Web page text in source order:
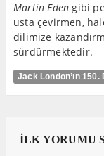
Martin Eden gibi
usta çevirmen,
dilimize
sürdürmektedir.
Jack London’ın 150.
İLK YORUMU